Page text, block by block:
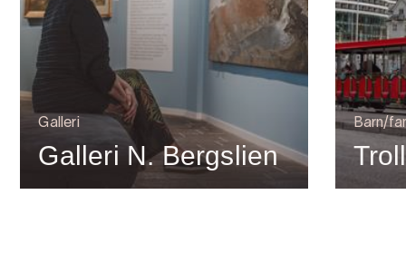
Galleri
Galleri N. Bergslien
Barn/